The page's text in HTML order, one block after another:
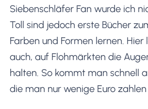
Siebenschläfer Fan wurde ich
Toll sind jedoch erste Bücher
Farben und Formen lernen. Hier
auch, auf Flohmärkten die
halten. So kommt man schnell
die man nur wenige Euro zahlen